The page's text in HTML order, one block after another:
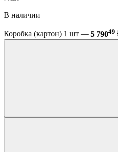
В наличии
Коробка (картон) 1 шт — 5 79049